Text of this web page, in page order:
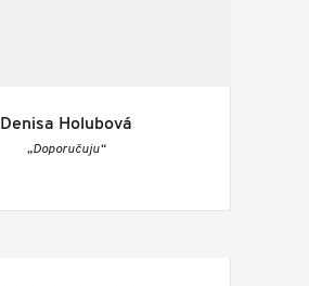
Denisa Holubová
„Doporučuju“